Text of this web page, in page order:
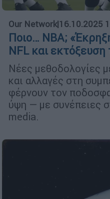
Our Network|16.10.2025
Ποιο… ΝΒΑ;
NFL και
Νέες μεθοδολογίες
και αλλαγές στη
φέρνουν τον
ύψη — με συνέπειες
media.